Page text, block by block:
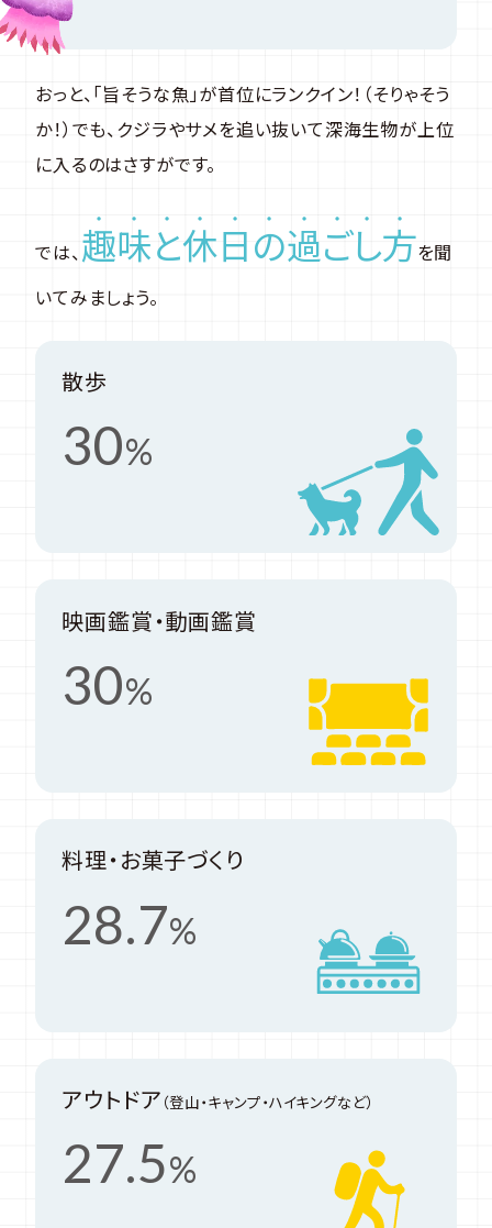
おっと、「旨そうな魚」が首位にランクイン！（そりゃそう
か！）でも、クジラやサメを追い抜いて深海生物が上位
に入るのはさすがです。
では、 趣味と休日の過ごし方を聞
いてみましょう。
散歩
30%
映画鑑賞・動画鑑賞
30%
料理・お菓子づくり
28.7%
アウトドア （登山・キャンプ・ハイキングなど）
27.5%